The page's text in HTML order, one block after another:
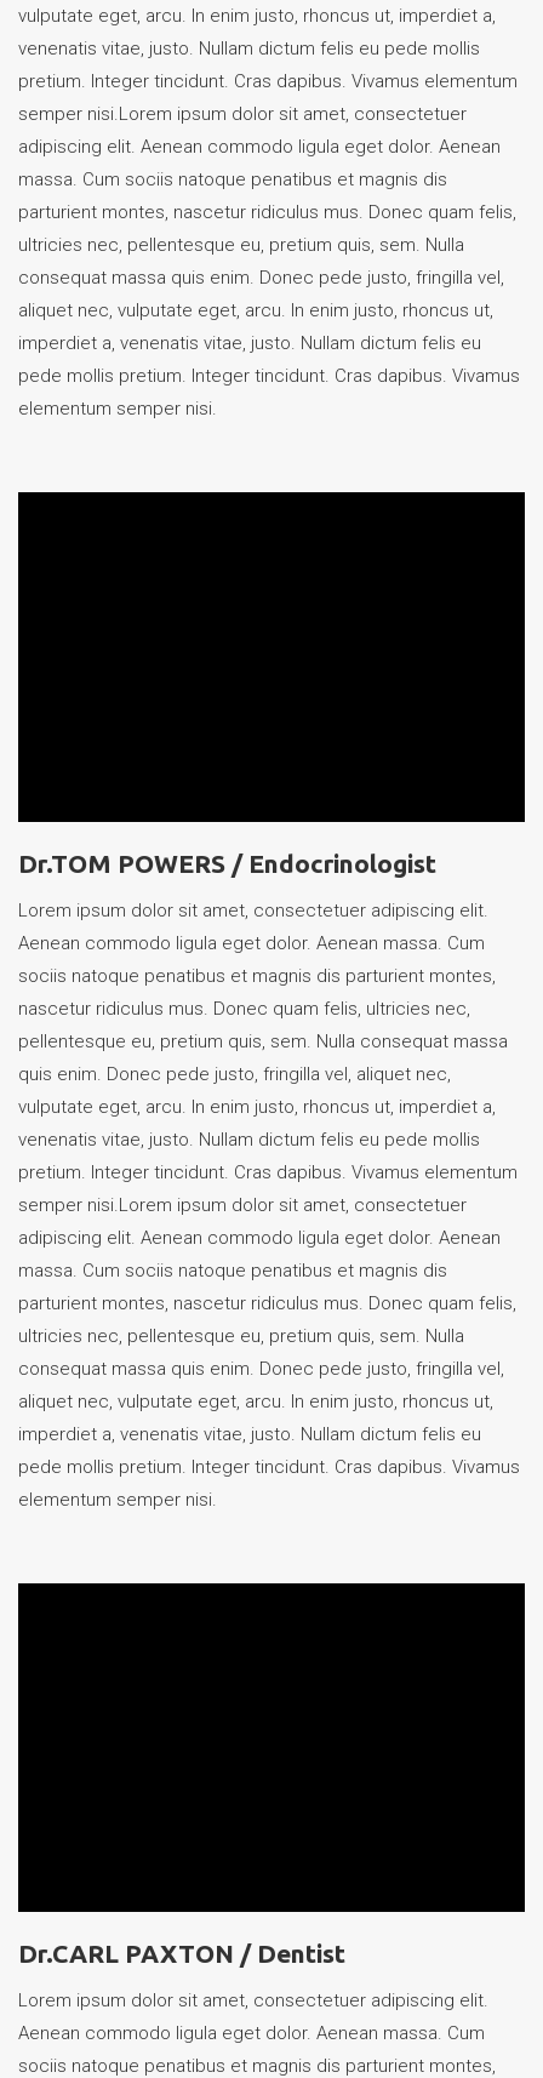
vulputate eget, arcu. In enim justo, rhoncus ut, imperdiet a,
venenatis vitae, justo. Nullam dictum felis eu pede mollis
pretium. Integer tincidunt. Cras dapibus. Vivamus elementum
semper nisi.Lorem ipsum dolor sit amet, consectetuer
adipiscing elit. Aenean commodo ligula eget dolor. Aenean
massa. Cum sociis natoque penatibus et magnis dis
parturient montes, nascetur ridiculus mus. Donec quam felis,
ultricies nec, pellentesque eu, pretium quis, sem. Nulla
consequat massa quis enim. Donec pede justo, fringilla vel,
aliquet nec, vulputate eget, arcu. In enim justo, rhoncus ut,
imperdiet a, venenatis vitae, justo. Nullam dictum felis eu
pede mollis pretium. Integer tincidunt. Cras dapibus. Vivamus
elementum semper nisi.
Dr.TOM POWERS / Endocrinologist
Lorem ipsum dolor sit amet, consectetuer adipiscing elit.
Aenean commodo ligula eget dolor. Aenean massa. Cum
sociis natoque penatibus et magnis dis parturient montes,
nascetur ridiculus mus. Donec quam felis, ultricies nec,
pellentesque eu, pretium quis, sem. Nulla consequat massa
quis enim. Donec pede justo, fringilla vel, aliquet nec,
vulputate eget, arcu. In enim justo, rhoncus ut, imperdiet a,
venenatis vitae, justo. Nullam dictum felis eu pede mollis
pretium. Integer tincidunt. Cras dapibus. Vivamus elementum
semper nisi.Lorem ipsum dolor sit amet, consectetuer
adipiscing elit. Aenean commodo ligula eget dolor. Aenean
massa. Cum sociis natoque penatibus et magnis dis
parturient montes, nascetur ridiculus mus. Donec quam felis,
ultricies nec, pellentesque eu, pretium quis, sem. Nulla
consequat massa quis enim. Donec pede justo, fringilla vel,
aliquet nec, vulputate eget, arcu. In enim justo, rhoncus ut,
imperdiet a, venenatis vitae, justo. Nullam dictum felis eu
pede mollis pretium. Integer tincidunt. Cras dapibus. Vivamus
elementum semper nisi.
Dr.CARL PAXTON / Dentist
Lorem ipsum dolor sit amet, consectetuer adipiscing elit.
Aenean commodo ligula eget dolor. Aenean massa. Cum
sociis natoque penatibus et magnis dis parturient montes,